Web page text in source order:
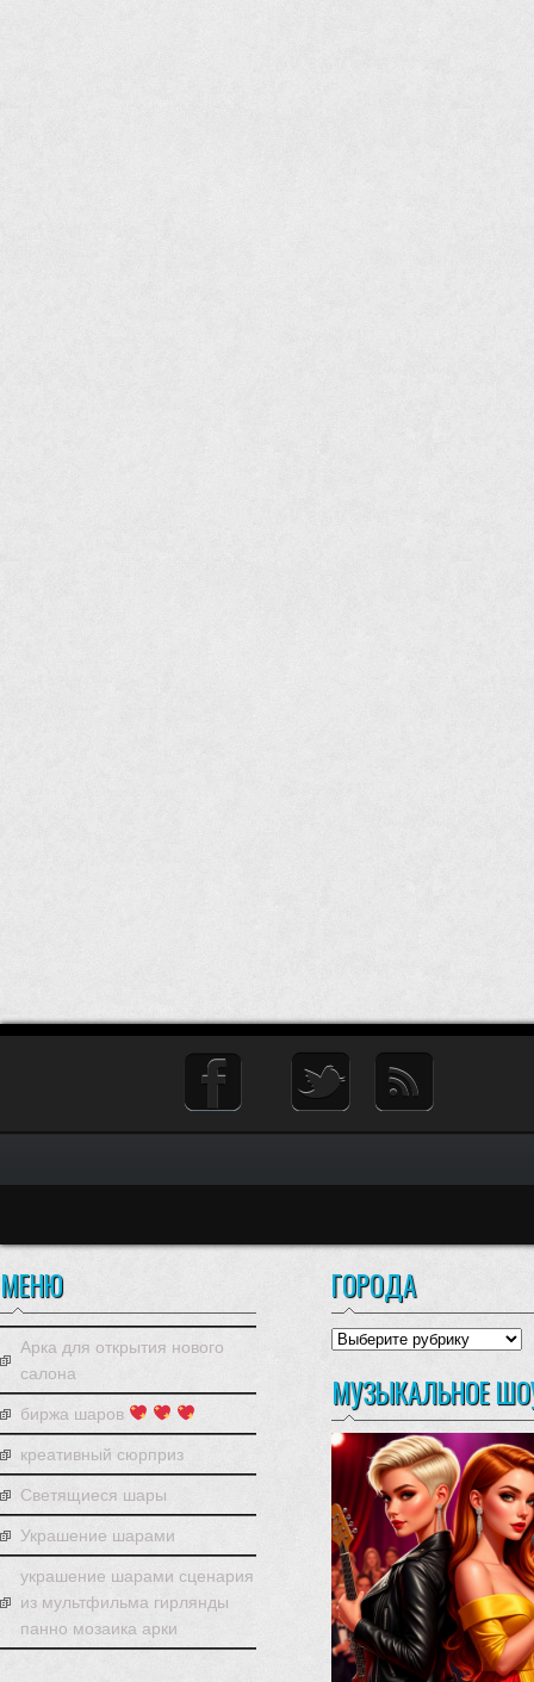
МЕНЮ
Арка для открытия нового
салона
биржа шаров
креативный сюрприз
Светящиеся шары
Украшение шарами
украшение шарами сценария
из мультфильма гирлянды
панно мозаика арки
ГОРОДА
города
МУЗЫКАЛЬНОЕ